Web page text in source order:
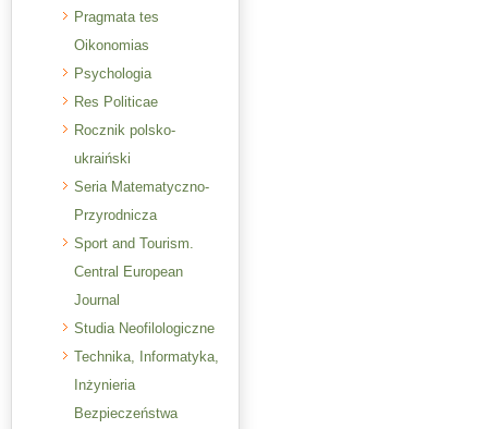
Pragmata tes
Oikonomias
Psychologia
Res Politicae
Rocznik polsko-
ukraiński
Seria Matematyczno-
Przyrodnicza
Sport and Tourism.
Central European
Journal
Studia Neofilologiczne
Technika, Informatyka,
Inżynieria
Bezpieczeństwa